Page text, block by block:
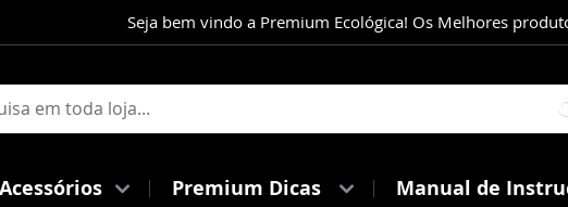
Seja bem vindo a Premium Ecológica! Os Melhores
Premium Dicas Manual de